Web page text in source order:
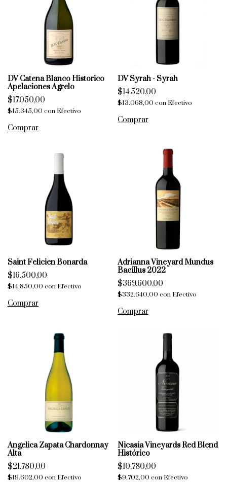
DV Catena Blanco Historico
Apelaciones Agrelo
$17.050,00
$15.345,00 conEfectivo
DV Syrah - Syrah
$14.520,00
$13.068,00 con Efectivo
Saint Felicien Bonarda
$16.500,00
$14.850,00 conEfectivo
Adrianna Vineyard Mundus
Bacillus 2022
$369.600,00
$332.640,00 con Efectivo
Angelica Zapata Chardonnay
Alta
$21.780,00
$19.602,00 conEfectivo
Nicasia Vineyards Red Blend
Histórico
$10.780,00
$9.702,00 con Efectivo